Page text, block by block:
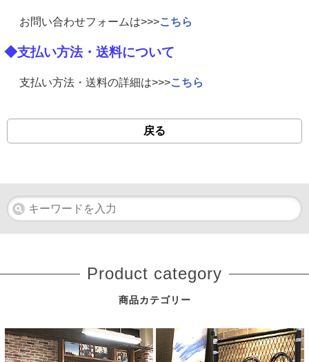
お問い合わせフォームは>>>こちら
◆支払い方法・送料について
支払い方法・送料の詳細は>>>こちら
戻る
Product category
商品カテゴリー